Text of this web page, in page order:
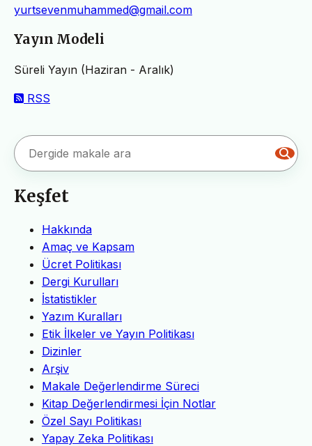
yurtsevenmuhammed@gmail.com
Yayın Modeli
Süreli Yayın (Haziran - Aralık)
RSS
Keşfet
Hakkında
Amaç ve Kapsam
Ücret Politikası
Dergi Kurulları
İstatistikler
Yazım Kuralları
Etik İlkeler ve Yayın Politikası
Dizinler
Arşiv
Makale Değerlendirme Süreci
Kitap Değerlendirmesi İçin Notlar
Özel Sayı Politikası
Yapay Zeka Politikası